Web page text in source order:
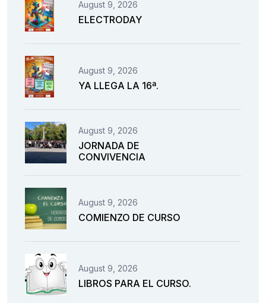
August 9, 2026
ELECTRODAY
August 9, 2026
YA LLEGA LA 16ª.
August 9, 2026
JORNADA DE
CONVIVENCIA
August 9, 2026
COMIENZO DE CURSO
August 9, 2026
LIBROS PARA EL CURSO.